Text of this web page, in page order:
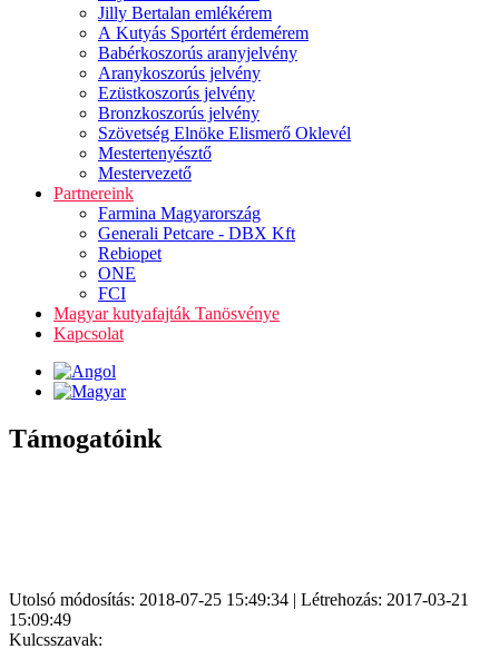
Jilly Bertalan emlékérem
A Kutyás Sportért érdemérem
Babérkoszorús aranyjelvény
Aranykoszorús jelvény
Ezüstkoszorús jelvény
Bronzkoszorús jelvény
Szövetség Elnöke Elismerő Oklevél
Mestertenyésztő
Mestervezető
Partnereink
Farmina Magyarország
Generali Petcare - DBX Kft
Rebiopet
ONE
FCI
Magyar kutyafajták Tanösvénye
Kapcsolat
Támogatóink
Utolsó módosítás: 2018-07-25 15:49:34 | Létrehozás: 2017-03-21
15:09:49
Kulcsszavak: